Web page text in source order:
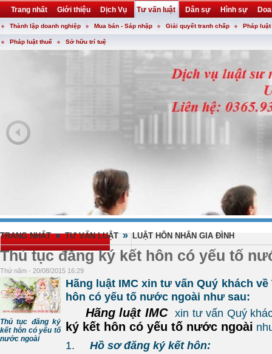
Trang nhất Giới thiệu Dịch Vụ Tư vấn luật Dân sự Hình sự
Khuyến mại Liên hệ forum utility
Thành lập doanh nghiệp Mua bán - Sáp nhập Giải quyết tranh chấp Pháp
Pháp luật thuế Sở hữu trí tuệ
TRANG NHẤT » TƯ VẤN LUẬT » LUẬT HÔN NHÂN GIA ĐÌNH
Thủ tục đăng ký kết hôn có yếu tố
Thứ năm - 20/08/2015 16:29
Thủ tục đăng ký
kết hôn có yếu tố
nước ngoài
Hãng luật IMC xin tư vấn Quý khách
hôn có yếu tố nước ngoài như sau:
Hãng luật IMC xin tư vấn Quý
ký kết hôn có yếu tố nước ngoài
1. Hồ sơ đăng ký kết hôn: